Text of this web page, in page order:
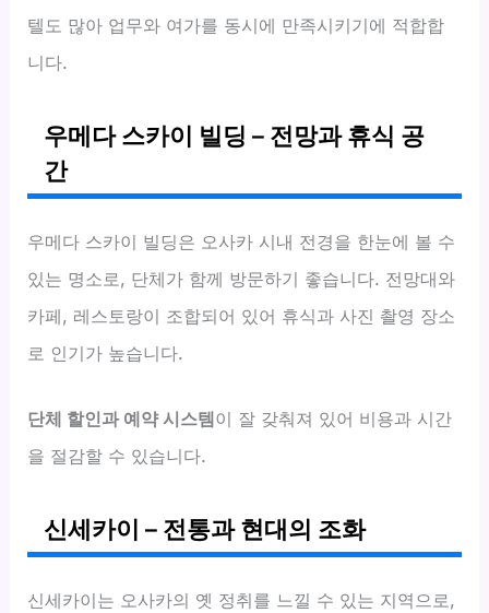
텔도 많아 업무와 여가를 동시에 만족시키기에 적합합
니다.
우메다 스카이 빌딩 – 전망과 휴식 공
간
우메다 스카이 빌딩은 오사카 시내 전경을 한눈에 볼 수
있는 명소로, 단체가 함께 방문하기 좋습니다. 전망대와
카페, 레스토랑이 조합되어 있어 휴식과 사진 촬영 장소
로 인기가 높습니다.
단체 할인과 예약 시스템이 잘 갖춰져 있어 비용과 시간
을 절감할 수 있습니다.
신세카이 – 전통과 현대의 조화
신세카이는 오사카의 옛 정취를 느낄 수 있는 지역으로,